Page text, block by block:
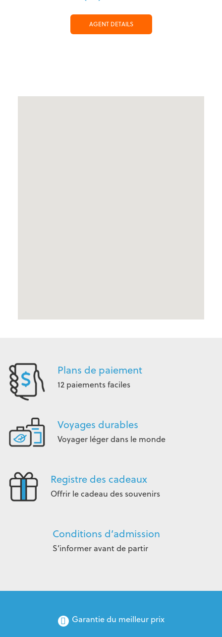
AGENT DETAILS
Plans de paiement
12 paiements faciles
Voyages durables
Voyager léger dans le monde
Registre des cadeaux
Offrir le cadeau des souvenirs
Conditions d’admission
S’informer avant de partir
Garantie du meilleur prix